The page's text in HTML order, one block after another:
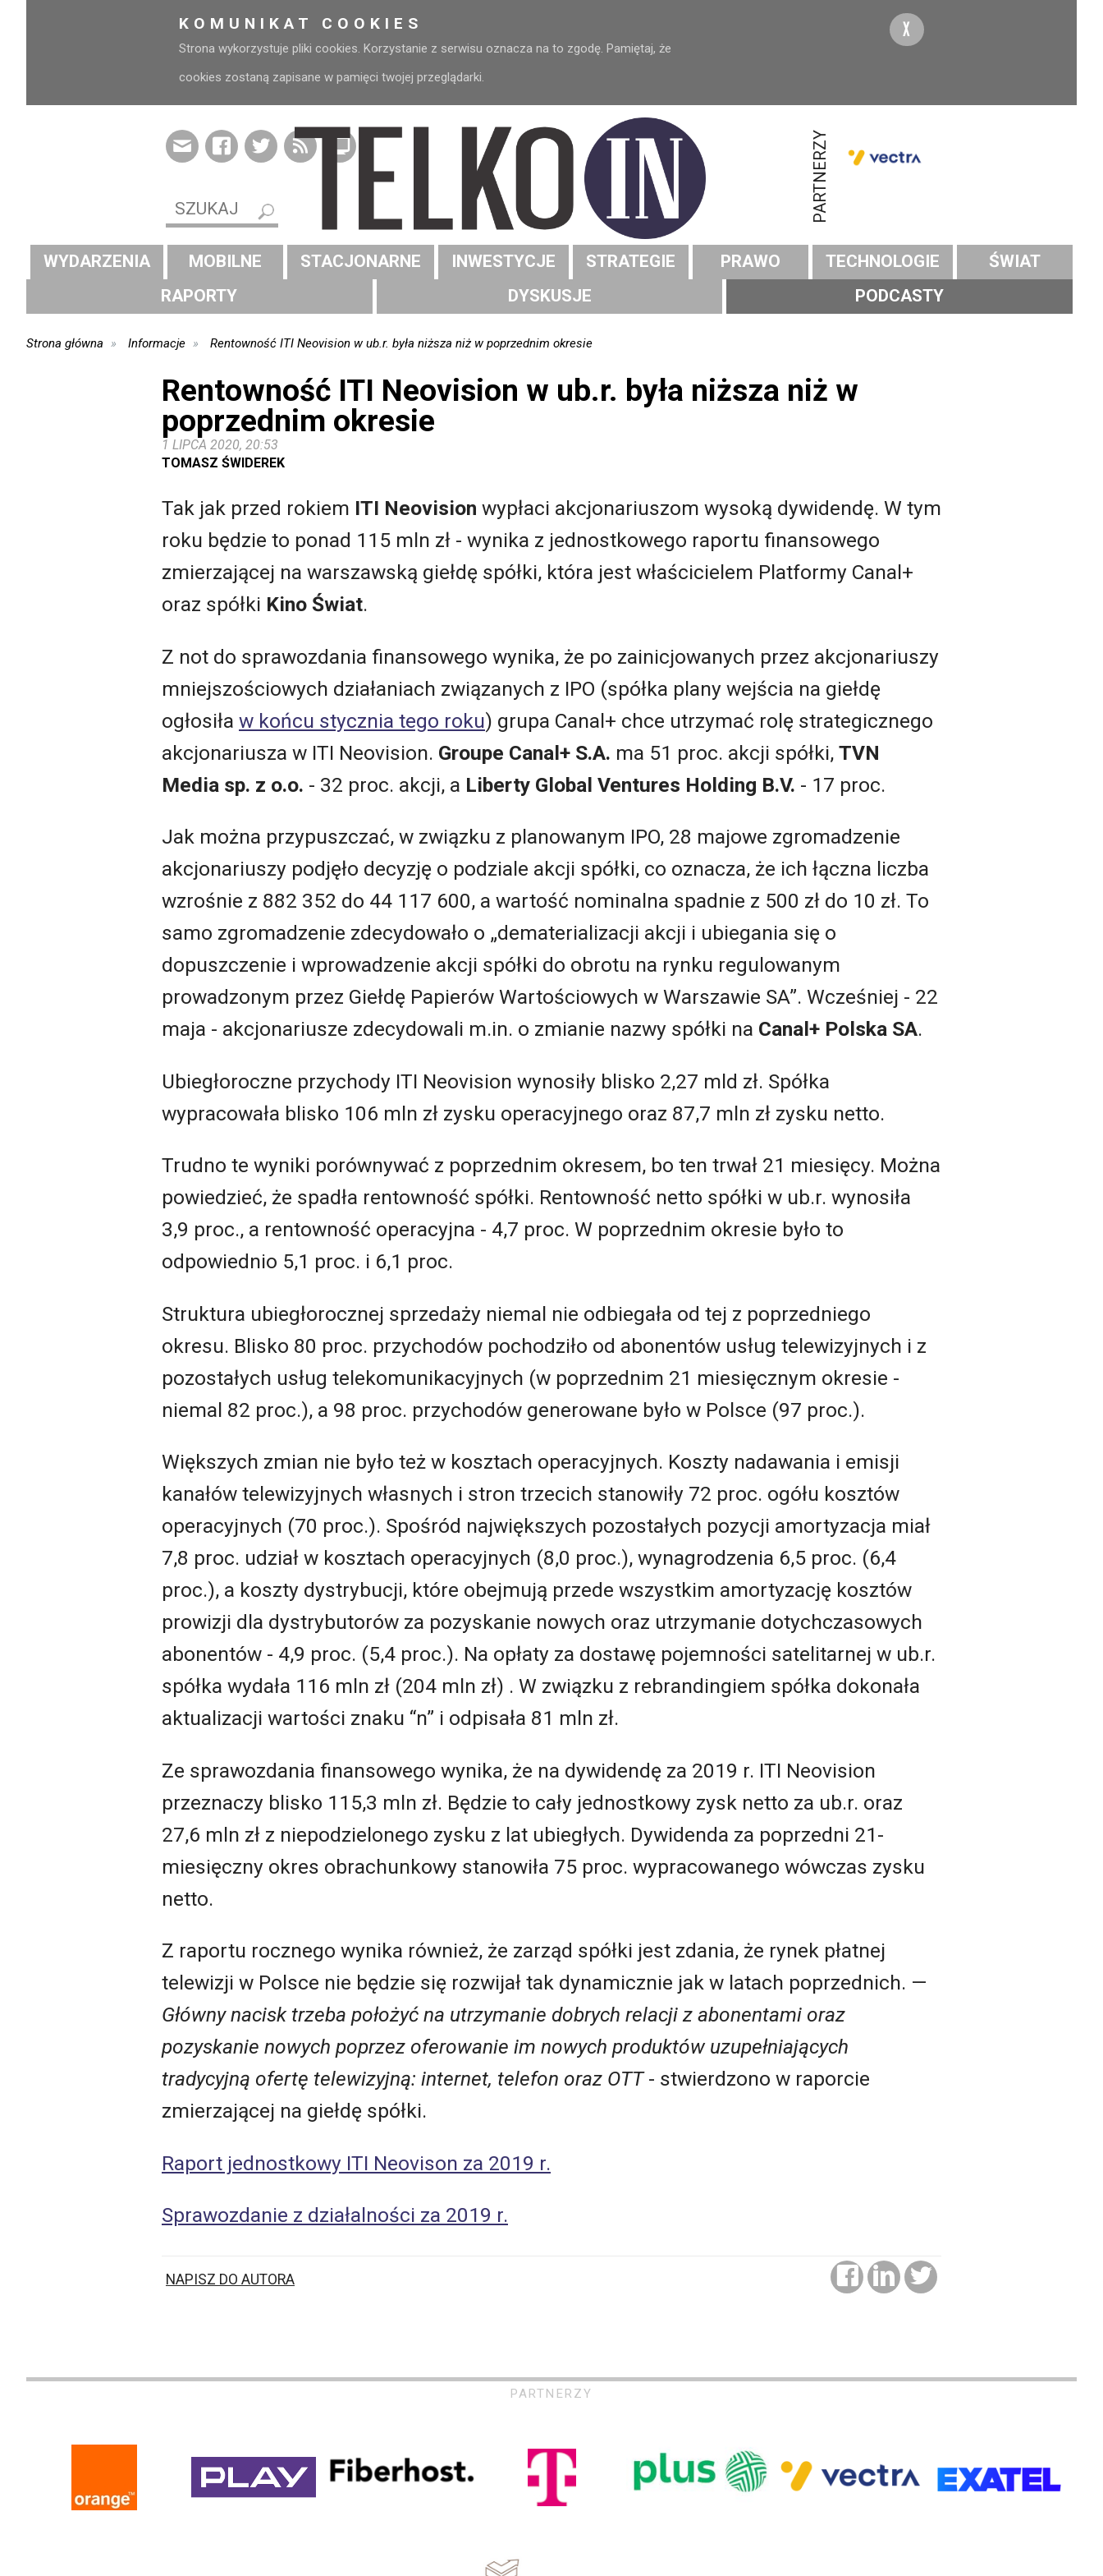
KOMUNIKAT COOKIES
Strona wykorzystuje pliki cookies. Korzystanie z serwisu oznacza na to zgodę. Pamiętaj, że
cookies zostaną zapisane w pamięci twojej przeglądarki.
X
PARTNERZY
WYDARZENIA MOBILNE STACJONARNE INWESTYCJE STRATEGIE PRAWO TECHNOLOGIE
ŚWIAT
RAPORTY
DYSKUSJE PODCASTY
Strona główna Informacje Rentowność ITI Neovision w ub.r. była niższa niż w poprzednim okresie
Rentowność ITI Neovision w ub.r. była niższa niż w
poprzednim okresie
1 LIPCA 2020, 20:53
TOMASZ ŚWIDEREK
Tak jak przed rokiem ITI Neovision wypłaci akcjonariuszom wysoką dywidendę. W tym
roku będzie to ponad 115 mln zł - wynika z jednostkowego raportu finansowego
zmierzającej na warszawską giełdę spółki, która jest właścicielem Platformy Canal+
oraz spółki Kino Świat.
Z not do sprawozdania finansowego wynika, że po zainicjowanych przez akcjonariuszy
mniejszościowych działaniach związanych z IPO (spółka plany wejścia na giełdę
ogłosiła w końcu stycznia tego roku) grupa Canal+ chce utrzymać rolę strategicznego
akcjonariusza w ITI Neovision. Groupe Canal+ S.A. ma 51 proc. akcji spółki, TVN
Media sp. z o.o. - 32 proc. akcji, a Liberty Global Ventures Holding B.V. - 17 proc.
Jak można przypuszczać, w związku z planowanym IPO, 28 majowe zgromadzenie
akcjonariuszy podjęło decyzję o podziale akcji spółki, co oznacza, że ich łączna liczba
wzrośnie z 882 352 do 44 117 600, a wartość nominalna spadnie z 500 zł do 10 zł. To
samo zgromadzenie zdecydowało o „dematerializacji akcji i ubiegania się o
dopuszczenie i wprowadzenie akcji spółki do obrotu na rynku regulowanym
prowadzonym przez Giełdę Papierów Wartościowych w Warszawie SA”. Wcześniej - 22
maja - akcjonariusze zdecydowali m.in. o zmianie nazwy spółki na Canal+ Polska SA.
Ubiegłoroczne przychody ITI Neovision wynosiły blisko 2,27 mld zł. Spółka
wypracowała blisko 106 mln zł zysku operacyjnego oraz 87,7 mln zł zysku netto.
Trudno te wyniki porównywać z poprzednim okresem, bo ten trwał 21 miesięcy. Można
powiedzieć, że spadła rentowność spółki. Rentowność netto spółki w ub.r. wynosiła
3,9 proc., a rentowność operacyjna - 4,7 proc. W poprzednim okresie było to
odpowiednio 5,1 proc. i 6,1 proc.
Struktura ubiegłorocznej sprzedaży niemal nie odbiegała od tej z poprzedniego
okresu. Blisko 80 proc. przychodów pochodziło od abonentów usług telewizyjnych i z
pozostałych usług telekomunikacyjnych (w poprzednim 21 miesięcznym okresie -
niemal 82 proc.), a 98 proc. przychodów generowane było w Polsce (97 proc.).
Większych zmian nie było też w kosztach operacyjnych. Koszty nadawania i emisji
kanałów telewizyjnych własnych i stron trzecich stanowiły 72 proc. ogółu kosztów
operacyjnych (70 proc.). Spośród największych pozostałych pozycji amortyzacja miał
7,8 proc. udział w kosztach operacyjnych (8,0 proc.), wynagrodzenia 6,5 proc. (6,4
proc.), a koszty dystrybucji, które obejmują przede wszystkim amortyzację kosztów
prowizji dla dystrybutorów za pozyskanie nowych oraz utrzymanie dotychczasowych
abonentów - 4,9 proc. (5,4 proc.). Na opłaty za dostawę pojemności satelitarnej w ub.r.
spółka wydała 116 mln zł (204 mln zł) . W związku z rebrandingiem spółka dokonała
aktualizacji wartości znaku “n” i odpisała 81 mln zł.
Ze sprawozdania finansowego wynika, że na dywidendę za 2019 r. ITI Neovision
przeznaczy blisko 115,3 mln zł. Będzie to cały jednostkowy zysk netto za ub.r. oraz
27,6 mln zł z niepodzielonego zysku z lat ubiegłych. Dywidenda za poprzedni 21-
miesięczny okres obrachunkowy stanowiła 75 proc. wypracowanego wówczas zysku
netto.
Z raportu rocznego wynika również, że zarząd spółki jest zdania, że rynek płatnej
telewizji w Polsce nie będzie się rozwijał tak dynamicznie jak w latach poprzednich. —
Główny nacisk trzeba położyć na utrzymanie dobrych relacji z abonentami oraz
pozyskanie nowych poprzez oferowanie im nowych produktów uzupełniających
tradycyjną ofertę telewizyjną: internet, telefon oraz OTT- stwierdzono w raporcie
zmierzającej na giełdę spółki.
Raport jednostkowy ITI Neovison za 2019 r.
Sprawozdanie z działalności za 2019 r.
NAPISZ DO AUTORA
PARTNERZY